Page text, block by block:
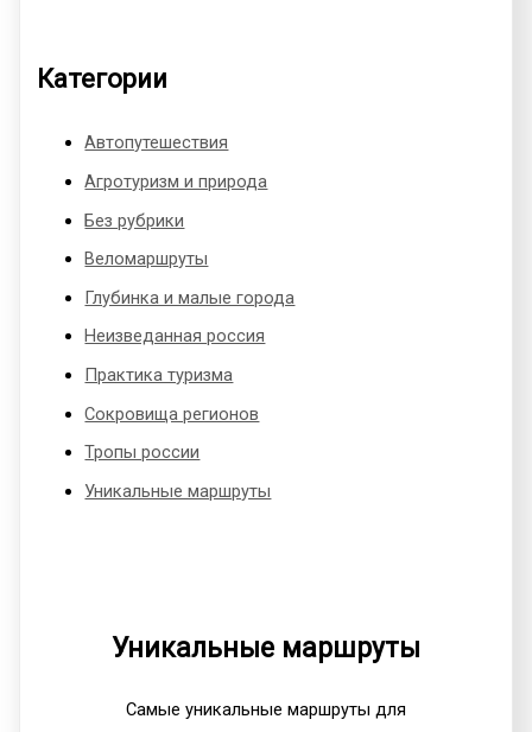
Категории
Автопутешествия
Агротуризм и природа
Без рубрики
Веломаршруты
Глубинка и малые города
Неизведанная россия
Практика туризма
Сокровища регионов
Тропы россии
Уникальные маршруты
Уникальные маршруты
Самые уникальные маршруты для